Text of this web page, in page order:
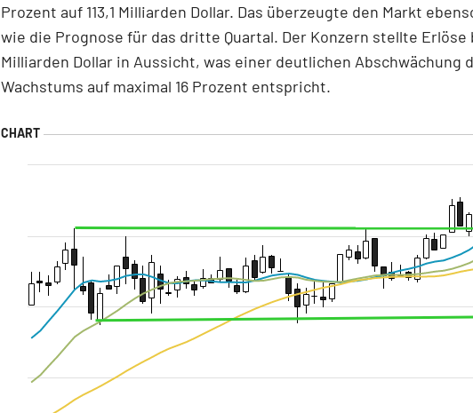
Prozent auf 113,1 Milliarden Dollar. Das überzeugte den Markt
wie die Prognose für das dritte Quartal. Der Konzern stellte Erlöse
Milliarden Dollar in Aussicht, was einer deutlichen Abschwächung
Wachstums auf maximal 16 Prozent entspricht.